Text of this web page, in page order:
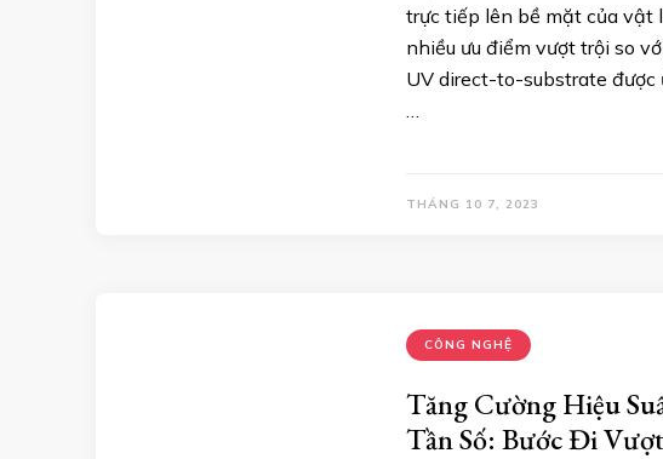
trực tiếp lên bề mặt của vật
nhiều ưu điểm vượt trội so
UV direct-to-substrate được
…
THÁNG 10 7, 2023
CÔNG NGHỆ
Tăng Cường Hiệu
Tần Số: Bước Đi